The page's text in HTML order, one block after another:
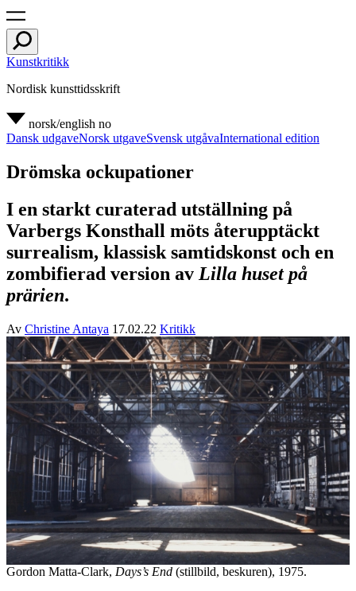
Kunstkritikk
Nordisk kunsttidsskrift
norsk/english no
Dansk udgaveNorsk utgaveSvensk utgåvaInternational edition
Drömska ockupationer
I en starkt curaterad utställning på
Varbergs Konsthall möts återupptäckt
surrealism, klassisk samtidskonst och en
zombifierad version av Lilla huset på
prärien.
Av Christine Antaya 17.02.22 Kritikk
Gordon Matta-Clark, Days’s End (stillbild, beskuren), 1975.